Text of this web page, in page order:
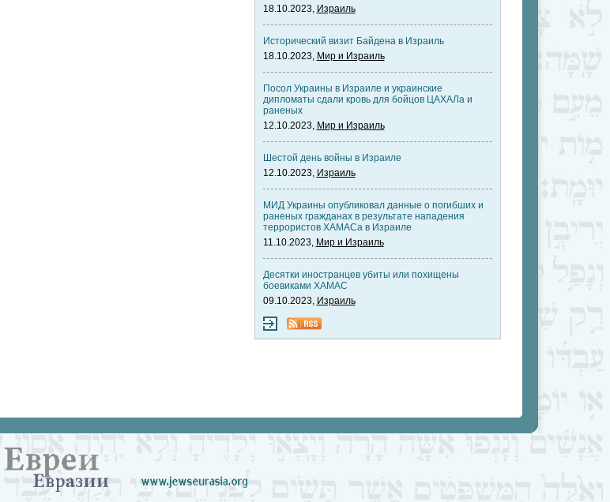
18.10.2023, Израиль
Исторический визит Байдена в Израиль
18.10.2023, Мир и Израиль
Посол Украины в Израиле и украинские
дипломаты сдали кровь для бойцов ЦАХАЛа и
раненых
12.10.2023, Мир и Израиль
Шестой день войны в Израиле
12.10.2023, Израиль
МИД Украины опубликовал данные о погибших и
раненых гражданах в результате нападения
террористов ХАМАСа в Израиле
11.10.2023, Мир и Израиль
Десятки иностранцев убиты или похищены
боевиками ХАМАС
09.10.2023, Израиль